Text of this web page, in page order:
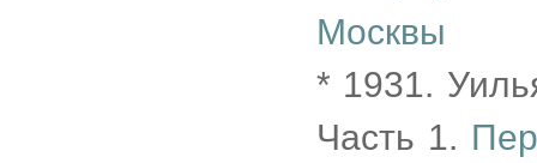
Москвы
* 1931.
Часть 1.